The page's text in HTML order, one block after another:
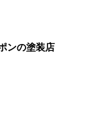
ンの塗装店